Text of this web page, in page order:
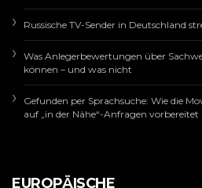
Russische TV-Sender in Deutschland
Was Anlegerbewertungen über
können – und was nicht
Gefunden per Sprachsuche: Wie die
auf „in der Nähe“-Anfragen vorbereitet
EUROPÄISCHE